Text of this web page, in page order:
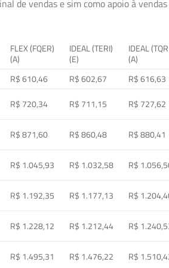
de vendas e sim como apoio à
FLEX (FQER)
(A)
IDEAL (TERI)
(E)
IDEAL
(A)
R$ 610,46 R$ 602,67
R$ 616,63
R$ 720,34 R$ 711,15 R$ 727,62
R$ 871,60 R$ 860,48 R$ 880,41
R$ 1.045,93 R$ 1.032,58 R$
R$ 1.192,35 R$ 1.177,13 R$
R$ 1.228,12 R$ 1.212,44 R$
R$ 1.495,31 R$ 1.476,22 R$